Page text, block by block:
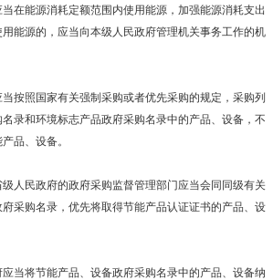
能源消耗定额范围内使用能源，加强能源消耗支出
能源的，应当向本级人民政府管理机关事务工作的机
照国家有关强制采购或者优先采购的规定，采购列
录和环境标志产品政府采购名录中的产品、设备，不
品、设备。
民政府的政府采购监督管理部门应当会同同级有关
采购名录，优先将取得节能产品认证证书的产品、设
将节能产品、设备政府采购名录中的产品、设备纳